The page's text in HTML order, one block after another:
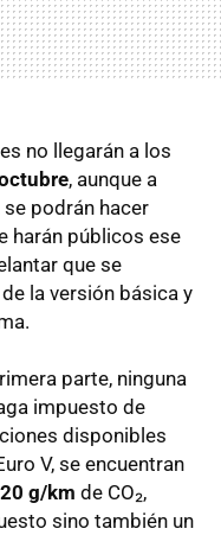
no llegarán a los
, aunque a
se podrán hacer
harán públicos ese
que se
de la versión básica y
parte, ninguna
impuesto de
disponibles
V, se encuentran
g/km de CO₂,
sino también un